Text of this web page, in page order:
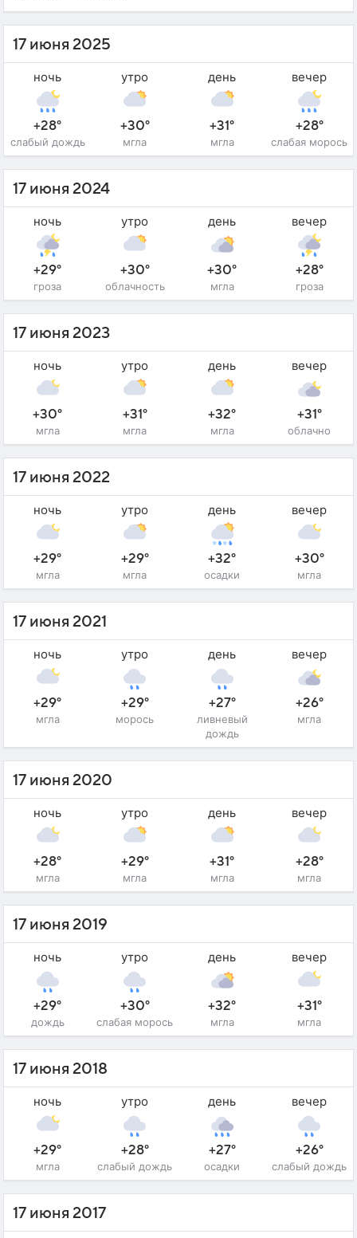
17 июня 2025
ночь
+28°
слабый дождь
утро
+30°
мгла
день
+31°
мгла
вечер
+28°
слабая морось
17 июня 2024
ночь
+29°
гроза
утро
+30°
облачность
день
+30°
мгла
вечер
+28°
гроза
17 июня 2023
ночь
+30°
мгла
утро
+31°
мгла
день
+32°
мгла
вечер
+31°
облачно
17 июня 2022
ночь
+29°
мгла
утро
+29°
мгла
день
+32°
осадки
вечер
+30°
мгла
17 июня 2021
ночь
+29°
мгла
утро
+29°
морось
день
+27°
ливневый
дождь
вечер
+26°
мгла
17 июня 2020
ночь
+28°
мгла
утро
+29°
мгла
день
+31°
мгла
вечер
+28°
мгла
17 июня 2019
ночь
+29°
дождь
утро
+30°
слабая морось
день
+32°
мгла
вечер
+31°
мгла
17 июня 2018
ночь
+29°
мгла
утро
+28°
слабый дождь
день
+27°
осадки
вечер
+26°
слабый дождь
17 июня 2017